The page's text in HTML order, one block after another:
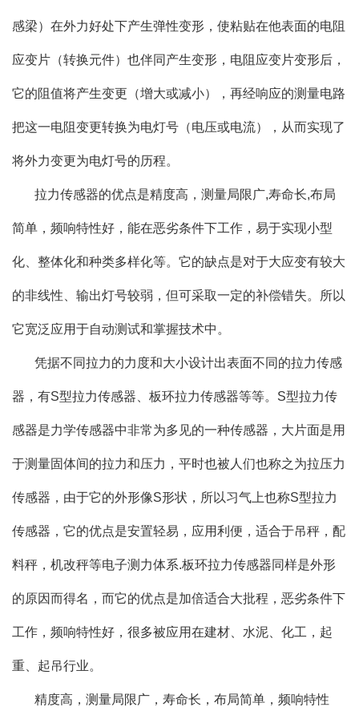
感梁）在外力好处下产生弹性变形，使粘贴在他表面的电阻
应变片（转换元件）也伴同产生变形，电阻应变片变形后，
它的阻值将产生变更（增大或减小），再经响应的测量电路
把这一电阻变更转换为电灯号（电压或电流），从而实现了
将外力变更为电灯号的历程。
拉力传感器的优点是精度高，测量局限广,寿命长,布局
简单，频响特性好，能在恶劣条件下工作，易于实现小型
化、整体化和种类多样化等。它的缺点是对于大应变有较大
的非线性、输出灯号较弱，但可采取一定的补偿错失。所以
它宽泛应用于自动测试和掌握技术中。
凭据不同拉力的力度和大小设计出表面不同的拉力传感
器，有S型拉力传感器、板环拉力传感器等等。S型拉力传
感器是力学传感器中非常为多见的一种传感器，大片面是用
于测量固体间的拉力和压力，平时也被人们也称之为拉压力
传感器，由于它的外形像S形状，所以习气上也称S型拉力
传感器，它的优点是安置轻易，应用利便，适合于吊秤，配
料秤，机改秤等电子测力体系.板环拉力传感器同样是外形
的原因而得名，而它的优点是加倍适合大批程，恶劣条件下
工作，频响特性好，很多被应用在建材、水泥、化工，起
重、起吊行业。
精度高，测量局限广，寿命长，布局简单，频响特性